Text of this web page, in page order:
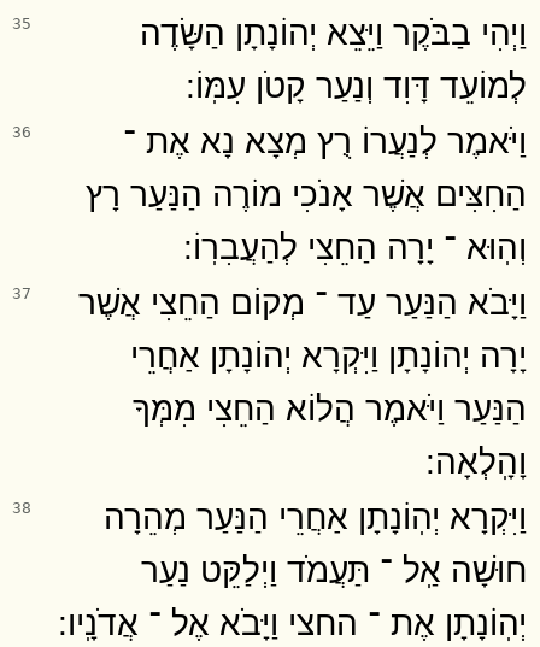
35
וַיְהִי בַבֹּקֶר וַיֵּצֵא יְהוֹנָתָן הַשָּׂדֶה
לְמוֹעֵד דָּוִד וְנַעַר קָטֹן עִמּֽוֹ ׃
36
וַיֹּאמֶר לְנַעֲרוֹ רֻץ מְצָא נָא אֶת ־
הַחִצִּים אֲשֶׁר אָנֹכִי מוֹרֶה הַנַּעַר רָץ
וְהֽוּא ־ יָרָה הַחֵצִי לְהַעֲבִרֽוֹ ׃
37
וַיָּבֹא הַנַּעַר עַד ־ מְקוֹם הַחֵצִי אֲשֶׁר
יָרָה יְהוֹנָתָן וַיִּקְרָא יְהוֹנָתָן אַחֲרֵי
הַנַּעַר וַיֹּאמֶר הֲלוֹא הַחֵצִי מִמְּךָ
וָהָֽלְאָה ׃
38
וַיִּקְרָא יְהֽוֹנָתָן אַחֲרֵי הַנַּעַר מְהֵרָה
חוּשָׁה אַֽל ־ תַּעֲמֹד וַיְלַקֵּט נַעַר
יְהֽוֹנָתָן אֶת ־ החצי וַיָּבֹא אֶל ־ אֲדֹנָֽיו ׃